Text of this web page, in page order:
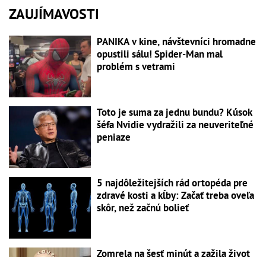
ZAUJÍMAVOSTI
PANIKA v kine, návštevníci hromadne
opustili sálu! Spider-Man mal
problém s vetrami
Toto je suma za jednu bundu? Kúsok
šéfa Nvidie vydražili za neuveriteľné
peniaze
5 najdôležitejších rád ortopéda pre
zdravé kosti a kĺby: Začať treba oveľa
skôr, než začnú bolieť
Zomrela na šesť minút a zažila život